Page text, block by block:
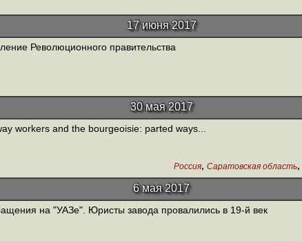
17 июня 2017
Революционного правительства
30 мая 2017
workers and the bourgeoisie: parted ways...
Россия, Саратовская область,
6 мая 2017
на "УАЗе". Юристы завода провалились в 19-й век